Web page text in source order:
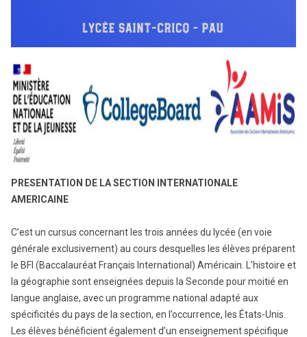
PRESENTATION DE LA SECTION INTERNATIONALE
AMERICAINE
C’est un cursus concernant les trois années du lycée (en voie
générale exclusivement) au cours desquelles les élèves préparent
le BFI (Baccalauréat Français International) Américain. L’histoire et
la géographie sont enseignées depuis la Seconde pour moitié en
langue anglaise, avec un programme national adapté aux
spécificités du pays de la section, en l’occurrence, les États-Unis.
Les élèves bénéficient également d’un enseignement spécifique